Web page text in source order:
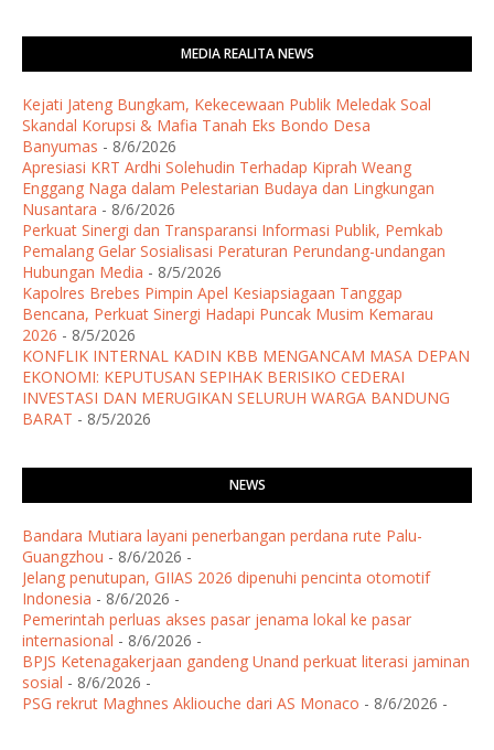
MEDIA REALITA NEWS
Kejati Jateng Bungkam, Kekecewaan Publik Meledak Soal
Skandal Korupsi & Mafia Tanah Eks Bondo Desa
Banyumas - 8/6/2026
Apresiasi KRT Ardhi Solehudin Terhadap Kiprah Weang
Enggang Naga dalam Pelestarian Budaya dan Lingkungan
Nusantara - 8/6/2026
Perkuat Sinergi dan Transparansi Informasi Publik, Pemkab
Pemalang Gelar Sosialisasi Peraturan Perundang-undangan
Hubungan Media - 8/5/2026
Kapolres Brebes Pimpin Apel Kesiapsiagaan Tanggap
Bencana, Perkuat Sinergi Hadapi Puncak Musim Kemarau
2026 - 8/5/2026
KONFLIK INTERNAL KADIN KBB MENGANCAM MASA DEPAN
EKONOMI: KEPUTUSAN SEPIHAK BERISIKO CEDERAI
INVESTASI DAN MERUGIKAN SELURUH WARGA BANDUNG
BARAT - 8/5/2026
NEWS
Bandara Mutiara layani penerbangan perdana rute Palu-
Guangzhou - 8/6/2026 -
Jelang penutupan, GIIAS 2026 dipenuhi pencinta otomotif
Indonesia - 8/6/2026 -
Pemerintah perluas akses pasar jenama lokal ke pasar
internasional - 8/6/2026 -
BPJS Ketenagakerjaan gandeng Unand perkuat literasi jaminan
sosial - 8/6/2026 -
PSG rekrut Maghnes Akliouche dari AS Monaco - 8/6/2026 -